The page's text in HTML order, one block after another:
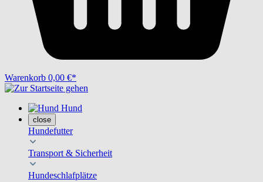
Warenkorb 0,00 €*
Hund
close
Hundefutter
Transport & Sicherheit
Hundeschlafplätze